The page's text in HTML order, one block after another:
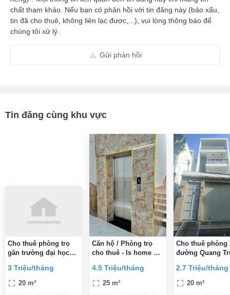
chất tham khảo. Nếu bạn có phản hồi với tin đăng này (báo xấu,
tin đã cho thuê, không liên lạc được,...), vui lòng thông báo để
chúng tôi xử lý.
Gửi phản hồi
Tin đăng cùng khu vực
Cho thuê phòng trọ
gần trường đại học
BV 185
3 Triệu/tháng
20 m²
Căn hộ / Phòng trọ
cho thuê - Is home Gò
4.5 Triệu/tháng
25 m²
Cho thuê phòng
đường Quang
triệu/tháng
2.7 Triệu/tháng
20 m²